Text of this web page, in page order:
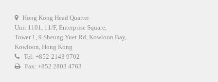
Hong Kong Head Quarter
Unit 1101, 11/F, Enterprise Square,
Tower 1, 9 Sheung Yuet Rd, Kowloon Bay,
Kowloon, Hong Kong
Tel: +852-2143 9702
Fax: +852 2803 4763